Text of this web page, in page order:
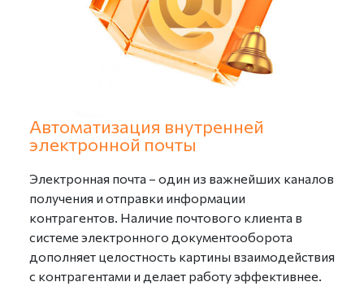
Автоматизация внутренней
электронной почты
Электронная почта – один из важнейших каналов
получения и отправки информации
контрагентов. Наличие почтового клиента в
системе электронного документооборота
дополняет целостность картины взаимодействия
с контрагентами и делает работу эффективнее.